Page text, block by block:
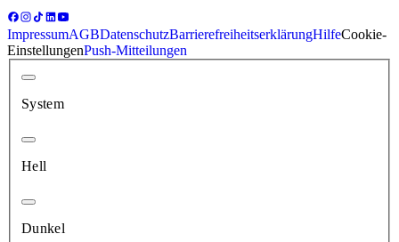
ImpressumAGBDatenschutzBarrierefreiheitserklärungHilfeCookie-
EinstellungenPush-Mitteilungen
System
Hell
Dunkel